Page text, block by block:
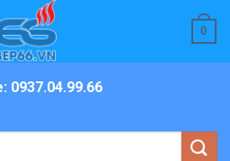
0
0937.04.99.66